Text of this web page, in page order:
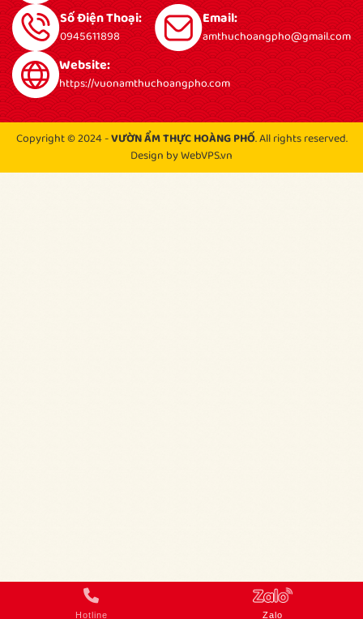
Số Điện Thoại:
0945611898
Email:
amthuchoangpho@gmail.com
Website:
https://vuonamthuchoangpho.com
Copyright © 2024 -VƯỜN ẨM THỰC HOÀNG PHỐ. All rights reserved.
Design by WebVPS.vn
Hotline Zalo